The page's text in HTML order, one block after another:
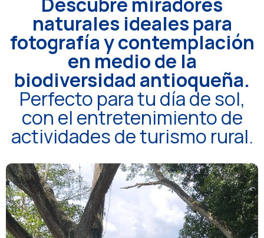
naturales ideales para
fotografía y contemplación
en medio de la
biodiversidad antioqueña.
Perfecto para tu día de sol,
con el entretenimiento de
actividades de turismo rural.